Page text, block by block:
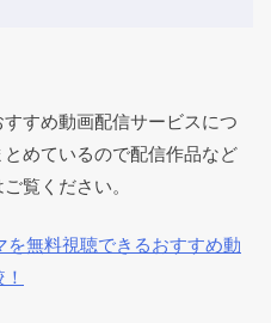
すめ動画配信サービスにつ
めているので配信作品など
覧ください。
無料視聴できるおすすめ動